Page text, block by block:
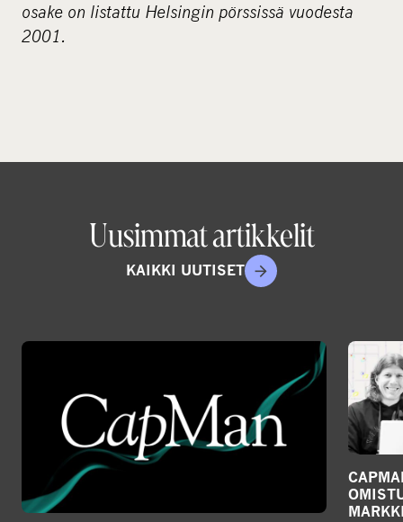
osake on listattu Helsingin pörssissä vuodesta
2001.
Uusimmat artikkelit
KAIKKI UUTISET